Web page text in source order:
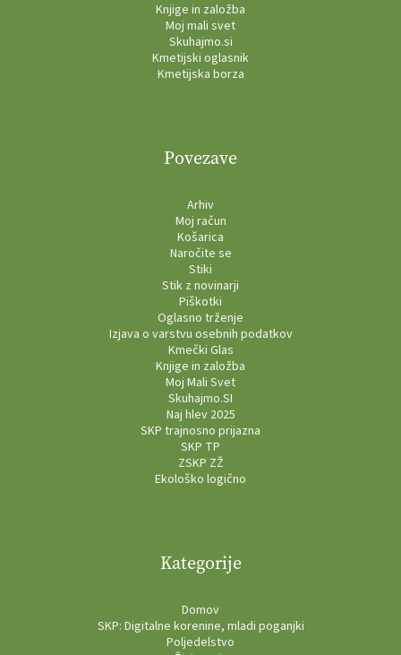
Knjige in založba
Moj mali svet
Skuhajmo.si
Kmetijski oglasnik
Kmetijska borza
Povezave
Arhiv
Moj račun
Košarica
Naročite se
Stiki
Stik z novinarji
Piškotki
Oglasno trženje
Izjava o varstvu osebnih podatkov
Kmečki Glas
Knjige in založba
Moj Mali Svet
Skuhajmo.SI
Naj hlev 2025
SKP trajnosno prijazna
SKP TP
ZSKP ZŽ
Ekološko logično
Kategorije
Domov
SKP: Digitalne korenine, mladi poganjki
Poljedelstvo